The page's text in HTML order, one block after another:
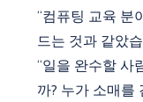
“컴퓨팅 교육 분
드는 것과 같았
“일을 완수할 사
까? 누가 소매를